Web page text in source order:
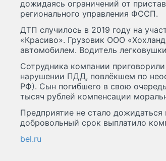
дожидаясь ограничений от
регионального управления ФССП.
ДТП случилось в 2019 году на
«Красиво». Грузовик ООО
автомобилем. Водитель
Сотрудника компании
нарушении ПДД, повлёкшем по
РФ). Сын погибшего в свою
тысяч рублей компенсации
Предприятие не стало дожидаться
добровольный срок выплатило
bel.ru